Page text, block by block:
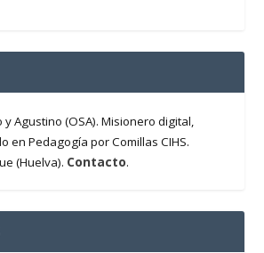
y Agustino (OSA). Misionero digital,
en Pedagogía por Comillas CIHS.
(Huelva). Contacto.